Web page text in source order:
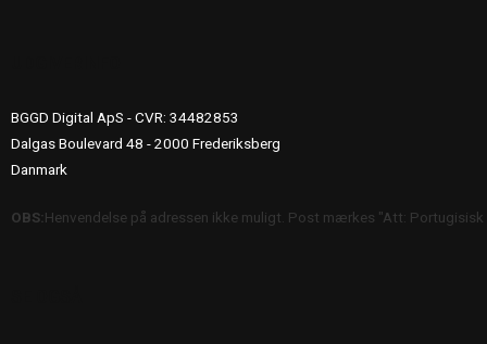
BGGD Digital ApS - CVR: 34482853
Dalgas Boulevard 48 - 2000 Frederiksberg
Danmark
OBS:Henvendelse på adressen ikke muligt. Post mærkes "Att: